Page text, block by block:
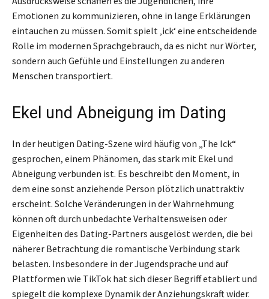
Emotionen zu kommunizieren, ohne in lange Erklärungen
eintauchen zu müssen. Somit spielt ‚ick‘ eine entscheidende
Rolle im modernen Sprachgebrauch, da es nicht nur Wörter,
sondern auch Gefühle und Einstellungen zu anderen
Menschen transportiert.
Ekel und Abneigung im Dating
In der heutigen Dating-Szene wird häufig von „The Ick“
gesprochen, einem Phänomen, das stark mit Ekel und
Abneigung verbunden ist. Es beschreibt den Moment, in
dem eine sonst anziehende Person plötzlich unattraktiv
erscheint. Solche Veränderungen in der Wahrnehmung
können oft durch unbedachte Verhaltensweisen oder
Eigenheiten des Dating-Partners ausgelöst werden, die bei
näherer Betrachtung die romantische Verbindung stark
belasten. Insbesondere in der Jugendsprache und auf
Plattformen wie TikTok hat sich dieser Begriff etabliert und
spiegelt die komplexe Dynamik der Anziehungskraft wider.